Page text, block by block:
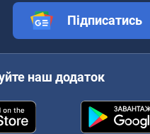
Підписатись
наш додаток